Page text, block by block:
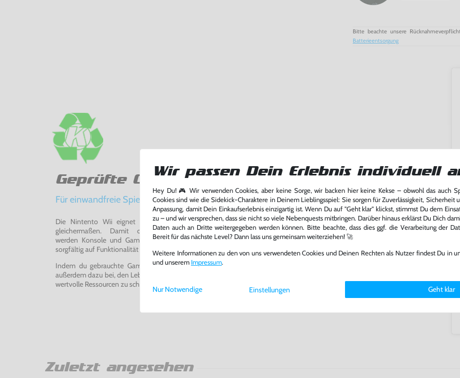
Bitte beachte unsere
Batterieentsorgung
Geprüfte Qualität
Für einwandfreie Spielerlebnisse
Die Nintento Wii eignet sich perfekt für Retro-Gaming-Fans und neue Entdecker
gleichermaßen. Damit du ein einwandfreies Spielerlebnis genießen kannst,
werden Konsole und Game in unserer Reparatur-Werkstatt von unseren Fachkräften
sorgfältig auf Funktionalität getestet, gereinigt und bei Bedarf repariert.
Indem du gebrauchte Games und Konsolen bei uns kaufst oder verkaufst, trägst du
außerdem dazu bei, den Lebenszyklus von Konsolen und Games zu verlängern und damit
wertvolle Ressourcen zu schonen und Abfall zu vermeiden.
Zuletzt angesehen
Wir passen Dein Erlebnis individuell
Hey Du! 🎮 Wir verwenden Cookies, aber keine Sorge, wir backen hier keine Kekse – obwohl das auch
Cookies sind wie die Sidekick-Charaktere in Deinem Lieblingsspiel: Sie sorgen für Zuverlässigkeit, Sicherheit
Anpassung, damit Dein Einkaufserlebnis einzigartig ist. Wenn Du auf "Geht klar" klickst, stimmst Du dem
zu – und wir versprechen, dass sie nicht so viele Nebenquests mitbringen. Darüber hinaus erklärst Du Dich
Daten auch an Dritte weitergegeben werden können. Bitte beachte, dass dies ggf. die Verarbeitung der
Bereit für das nächste Level? Dann lass uns gemeinsam weiterziehen! 🚀
Weitere Informationen zu den von uns verwendeten Cookies und Deinen Rechten als Nutzer findest Du in
und unserem Impressum.
Einstellungen Geht klar
Nur Notwendige